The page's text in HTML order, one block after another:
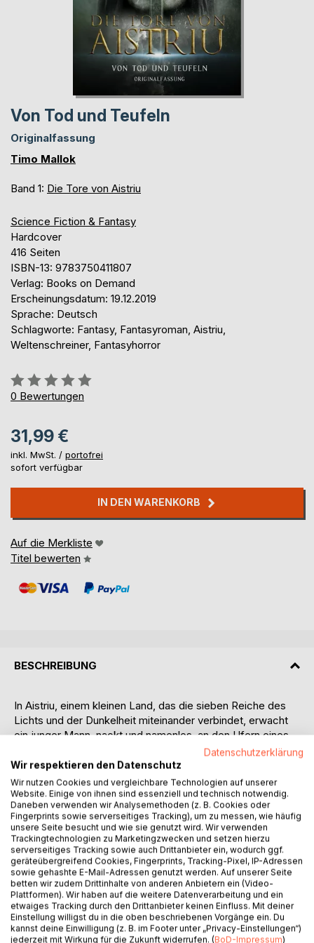
Von Tod und Teufeln
Originalfassung
Timo Mallok
Band 1: Die Tore von Aistriu
Science Fiction & Fantasy
Hardcover
416 Seiten
ISBN-13: 9783750411807
Verlag: Books on Demand
Erscheinungsdatum: 19.12.2019
Sprache: Deutsch
Schlagworte: Fantasy, Fantasyroman, Aistriu,
Weltenschreiner, Fantasyhorror
Bewertung::
0%
0 Bewertungen
31,99 €
inkl. MwSt. / portofrei
sofort verfügbar
IN DEN WARENKORB
Auf die Merkliste
Titel bewerten
BESCHREIBUNG
In Aistriu, einem kleinen Land, das die sieben Reiche des
Lichts und der Dunkelheit miteinander verbindet, erwacht
ein junger Mann, nackt und namenlos, an den Ufern eines
Der Gestrandete, der von allen nur Cey genannt wird,
erfährt, dass er zwischen die Fronten eines ewigen
Konfliktes geraten ist. Damit in den sieben Reichen die
Ordnung herrschen kann, müssen die Mächte des Guten
und des Bösen ihren Streit in diesem Zwischenreich
ausfechten, umgeben von den versiegelten Toren der
Aistriu.
Dank der Hilfe neu gewonnener Freunde und unerwarteter
Gefährten versucht Cey, seine Erinnerungen und einen Weg
nach Hause zu finden.
Datenschutzerklärung
Wir respektieren den Datenschutz
Wir nutzen Cookies und vergleichbare Technologien auf unserer
Website. Einige von ihnen sind essenziell und technisch notwendig.
Daneben verwenden wir Analysemethoden (z. B. Cookies oder
Fingerprints sowie serverseitiges Tracking), um zu messen, wie häufig
unsere Seite besucht und wie sie genutzt wird. Wir verwenden
Trackingtechnologien zu Marketingzwecken und setzen hierzu
serverseitiges Tracking sowie auch Drittanbieter ein, wodurch ggf.
geräteübergreifend Cookies, Fingerprints, Tracking-Pixel, IP-Adressen
sowie gehashte E-Mail-Adressen genutzt werden. Auf unserer Seite
betten wir zudem Drittinhalte von anderen Anbietern ein (Video-
Plattformen). Wir haben auf die weitere Datenverarbeitung und ein
etwaiges Tracking durch den Drittanbieter keinen Einfluss. Mit deiner
Einstellung willigst du in die oben beschriebenen Vorgänge ein. Du
kannst deine Einwilligung (z. B. im Footer unter „Privacy-Einstellungen“)
jederzeit mit Wirkung für die Zukunft widerrufen. (BoD-Impressum)